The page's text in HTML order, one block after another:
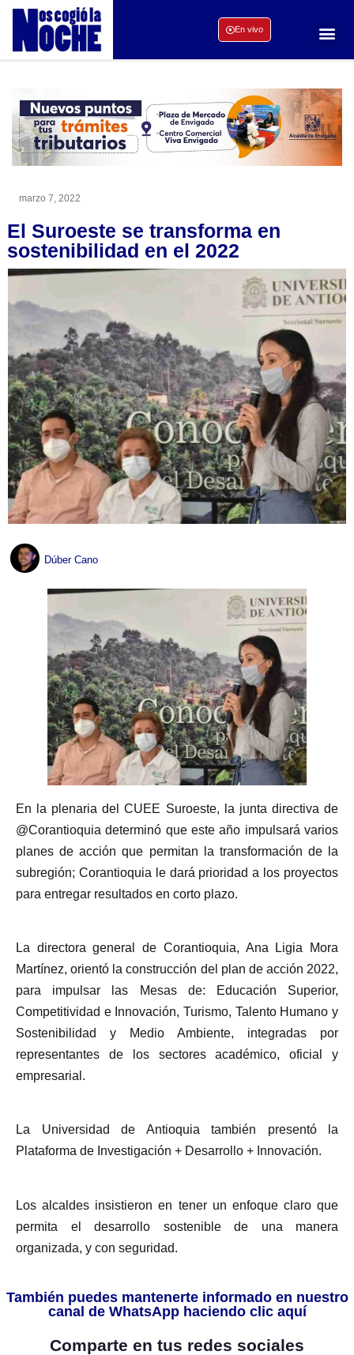
En vivo
marzo 7, 2022
El Suroeste se transforma en
sostenibilidad en el 2022
Dúber Cano
En la plenaria del CUEE Suroeste, la junta directiva de
@Corantioquia determinó que este año impulsará varios
planes de acción que permitan la transformación de la
subregión; Corantioquia le dará prioridad a los proyectos
para entregar resultados en corto plazo.
La directora general de Corantioquia, Ana Ligia Mora
Martínez, orientó la construcción del plan de acción 2022,
para impulsar las Mesas de: Educación Superior,
Competitividad e Innovación, Turismo, Talento Humano y
Sostenibilidad y Medio Ambiente, integradas por
representantes de los sectores académico, oficial y
empresarial.
La Universidad de Antioquia también presentó la
Plataforma de Investigación + Desarrollo + Innovación.
Los alcaldes insistieron en tener un enfoque claro que
permita el desarrollo sostenible de una manera
organizada, y con seguridad.
También puedes mantenerte informado en nuestro
canal de WhatsApp haciendo clic aquí
Comparte en tus redes sociales